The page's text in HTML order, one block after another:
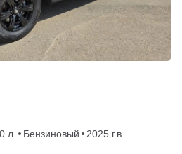
л. Бензиновый
2025 г.в.